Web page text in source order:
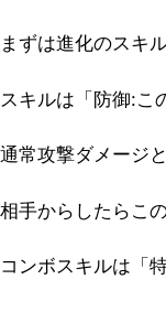
まずは進化のスキ
スキルは「防御:こ
通常攻撃ダメージ
相手からしたらこ
コンボスキルは「